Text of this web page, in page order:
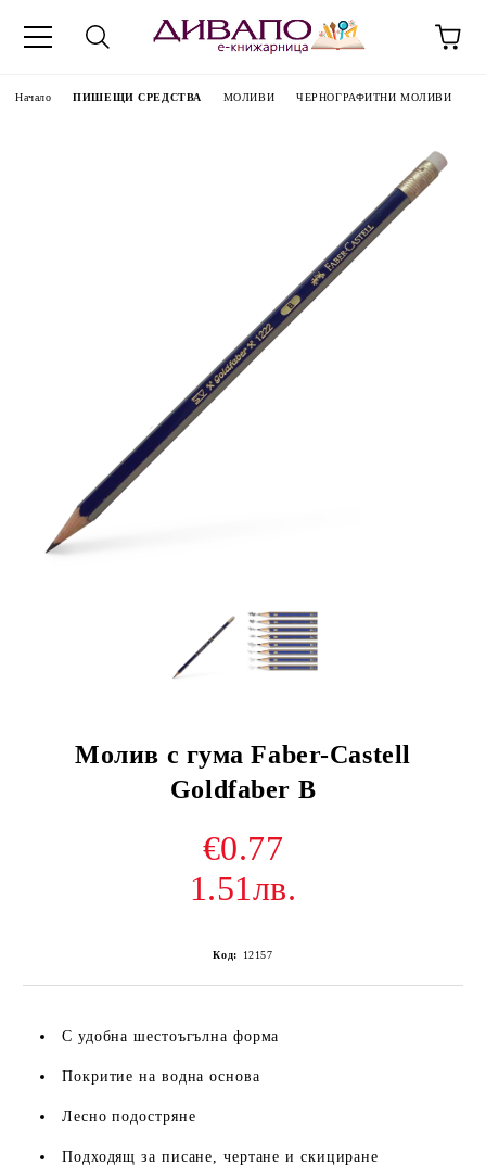
Начало ПИШЕЩИ СРЕДСТВА МОЛИВИ ЧЕРНОГРАФИТНИ МОЛИВИ
Молив с гума Faber-Castell
Goldfaber B
€0.77
1.51лв.
Код: 12157
С удобна шестоъгълна форма
Покритие на водна основа
Лесно подостряне
Подходящ за писане, чертане и скициране